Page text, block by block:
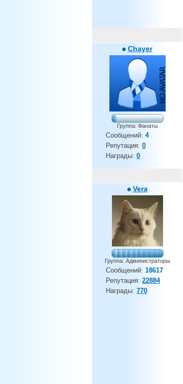
Chayer
Группа: Фанаты
Сообщений: 4
Репутация: 0
Награды: 0
Vera
Группа: Администраторы
Сообщений: 18617
Репутация: 22884
Награды: 770